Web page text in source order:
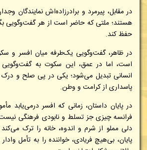
در مقابل، پیرمرد و برادرزاده‌اش نمایندگان
هستند؛ ملتی که حاضر است از هر گفت‌وگویی
حفظ کند.
در ظاهر، گفت‌وگویی یک‌طرفه میان افسر و
است، اما در عمق، این سکوت به
انسانی تبدیل می‌شود؛ یکی در پی صلح و درک
پاسداری از کرامت و وطن.
در پایان داستان، زمانی که افسر درمی‌یابد
فرانسه چیزی جز تسلط و نابودی فرهنگی
دلی مملو از شرم و اندوه، خانه را ترک
پایان، بی‌هیچ فریادی، خواننده را به تأمل